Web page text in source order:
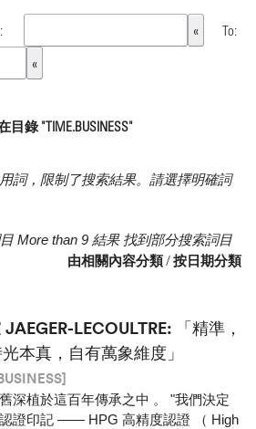
To:
錄 "TIME.BUSINESS"
詞，限制了搜索結果。請選擇明確詞
More than 9 結果 找到部分搜索詞目
由相關內容分類/按日期分類
LECOULTRE: 「精準，
本真，自有萬象維度」
深植於這百年傳承之中 。 "我們決定
證印記 —— HPG 高精度認證 （ High